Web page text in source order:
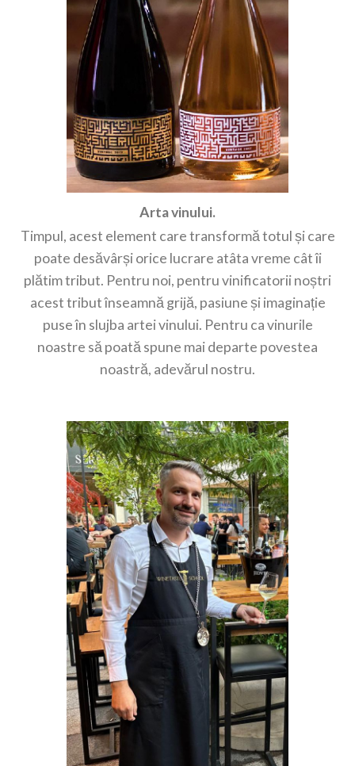
Arta vinului.
Timpul, acest element care transformă totul și care
poate desăvârși orice lucrare atâta vreme cât îi
plătim tribut. Pentru noi, pentru vinificatorii noștri
acest tribut înseamnă grijă, pasiune și imaginație
puse în slujba artei vinului. Pentru ca vinurile
noastre să poată spune mai departe povestea
noastră, adevărul nostru.